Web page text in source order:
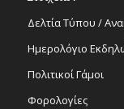
Δελτία Τύπου /
Ημερολόγιο
Πολιτικοί Γάμοι
Φορολογίες